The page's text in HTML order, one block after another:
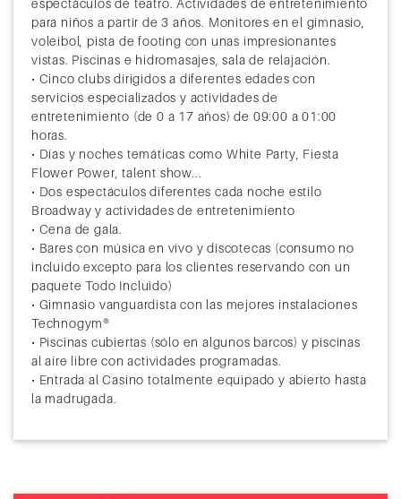
para niños a partir de 3 años. Monitores en el gimnasio,
voleibol, pista de footing con unas impresionantes
vistas. Piscinas e hidromasajes, sala de relajación.
• Cinco clubs dirigidos a diferentes edades con
servicios especializados y actividades de
entretenimiento (de 0 a 17 años) de 09:00 a 01:00
horas.
• Días y noches temáticas como White Party, Fiesta
Flower Power, talent show...
• Dos espectáculos diferentes cada noche estilo
Broadway y actividades de entretenimiento
• Cena de gala.
• Bares con música en vivo y discotecas (consumo no
incluido excepto para los clientes reservando con un
paquete Todo Incluido)
• Gimnasio vanguardista con las mejores instalaciones
Technogym®
• Piscinas cubiertas (sólo en algunos barcos) y piscinas
al aire libre con actividades programadas.
• Entrada al Casino totalmente equipado y abierto hasta
la madrugada.